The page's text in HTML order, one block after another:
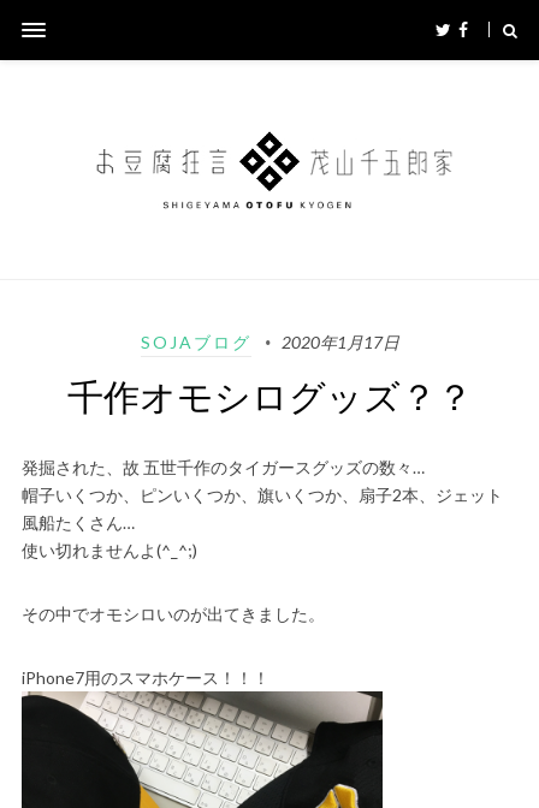
SOJAブログ 2020年1月17日
千作オモシログッズ？？
発掘された、故 五世千作のタイガースグッズの数々…
帽子いくつか、ピンいくつか、旗いくつか、扇子2本、ジェット
風船たくさん…
使い切れませんよ(^_^;)
その中でオモシロいのが出てきました。
iPhone7用のスマホケース！！！